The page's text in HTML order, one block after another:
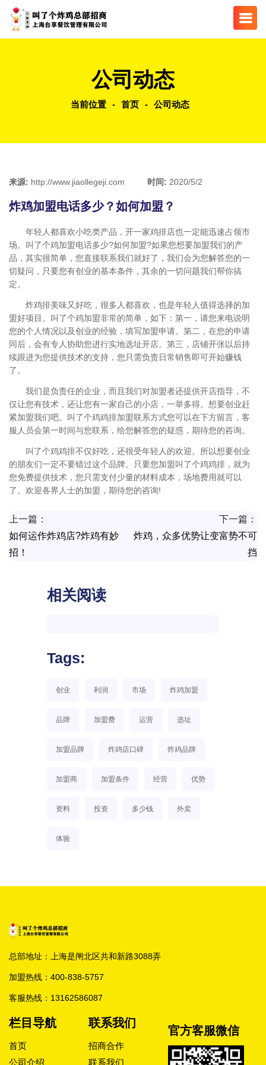
公司动态
当前位置 - 首页 - 公司动态
来源: http://www.jiaollegeji.com 时间: 2020/5/2
炸鸡加盟电话多少？如何加盟？
年轻人都喜欢小吃类产品，开一家鸡排店也一定能迅速占领市
场。叫了个鸡加盟电话多少?如何加盟?如果您想要加盟我们的产
品，其实很简单，您直接联系我们就好了，我们会为您解答您的一
切疑问，只要您有创业的基本条件，其余的一切问题我们帮你搞
定。
炸鸡排美味又好吃，很多人都喜欢，也是年轻人值得选择的加
盟好项目。叫了个鸡加盟非常的简单，如下：第一，请您来电说明
您的个人情况以及创业的经验，填写加盟申请。第二，在您的申请
同后，会有专人协助您进行实地选址开店。第三，店铺开张以后持
续跟进为您提供技术的支持，您只需负责日常销售即可开始赚钱
了。
我们是负责任的企业，而且我们对加盟者还提供开店指导，不
仅让您有技术，还让您有一家自己的小店，一举多得。想要创业赶
紧加盟我们吧。叫了个鸡鸡排加盟联系方式您可以在下方留言，客
服人员会第一时间与您联系，给您解答您的疑惑，期待您的咨询。
叫了个鸡鸡排不仅好吃，还很受年轻人的欢迎。所以想要创业
的朋友们一定不要错过这个品牌。只要您加盟叫了个鸡鸡排，就为
您免费提供技术，您只需支付少量的材料成本，场地费用就可以
了。欢迎各界人士的加盟，期待您的咨询!
上一篇：
如何运作炸鸡店?炸鸡有妙
招！
下一篇：
炸鸡，众多优势让变富势不可
挡
相关阅读
Tags:
创业 利润 市场 炸鸡加盟
品牌 加盟费 运营 选址
加盟品牌 炸鸡店口碑 炸鸡品牌
加盟商 加盟条件 经营 优势
资料 投资 多少钱 外卖
体验
总部地址：上海是闸北区共和新路3088弄
加盟热线： 400-838-5757
客服热线： 13162586087
栏目导航
首页
公司介绍
联系我们
招商合作
联系我们
官方客服微信